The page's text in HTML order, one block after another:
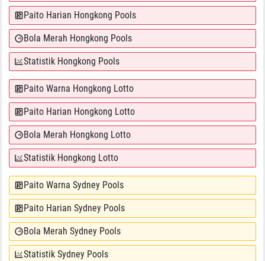
Paito Harian Hongkong Pools
Bola Merah Hongkong Pools
Statistik Hongkong Pools
Paito Warna Hongkong Lotto
Paito Harian Hongkong Lotto
Bola Merah Hongkong Lotto
Statistik Hongkong Lotto
Paito Warna Sydney Pools
Paito Harian Sydney Pools
Bola Merah Sydney Pools
Statistik Sydney Pools